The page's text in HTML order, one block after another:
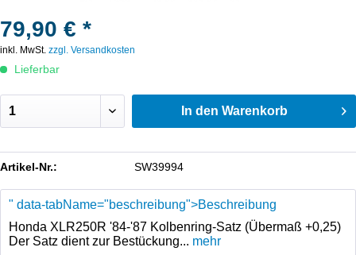
79,90 € *
inkl. MwSt. zzgl. Versandkosten
Lieferbar
In den Warenkorb
Artikel-Nr.: SW39994
" data-tabName="beschreibung">Beschreibung
Honda XLR250R '84-'87 Kolbenring-Satz (Übermaß +0,25)
Der Satz dient zur Bestückung... mehr